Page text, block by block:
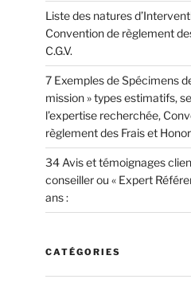
Liste des natures
Convention de règlement
C.G.V.
7 Exemples de Spécimens
mission » types estimatifs,
l’expertise recherchée,
règlement des Frais et
34 Avis et témoignages
conseiller ou « Expert
ans :
CATÉGORIES